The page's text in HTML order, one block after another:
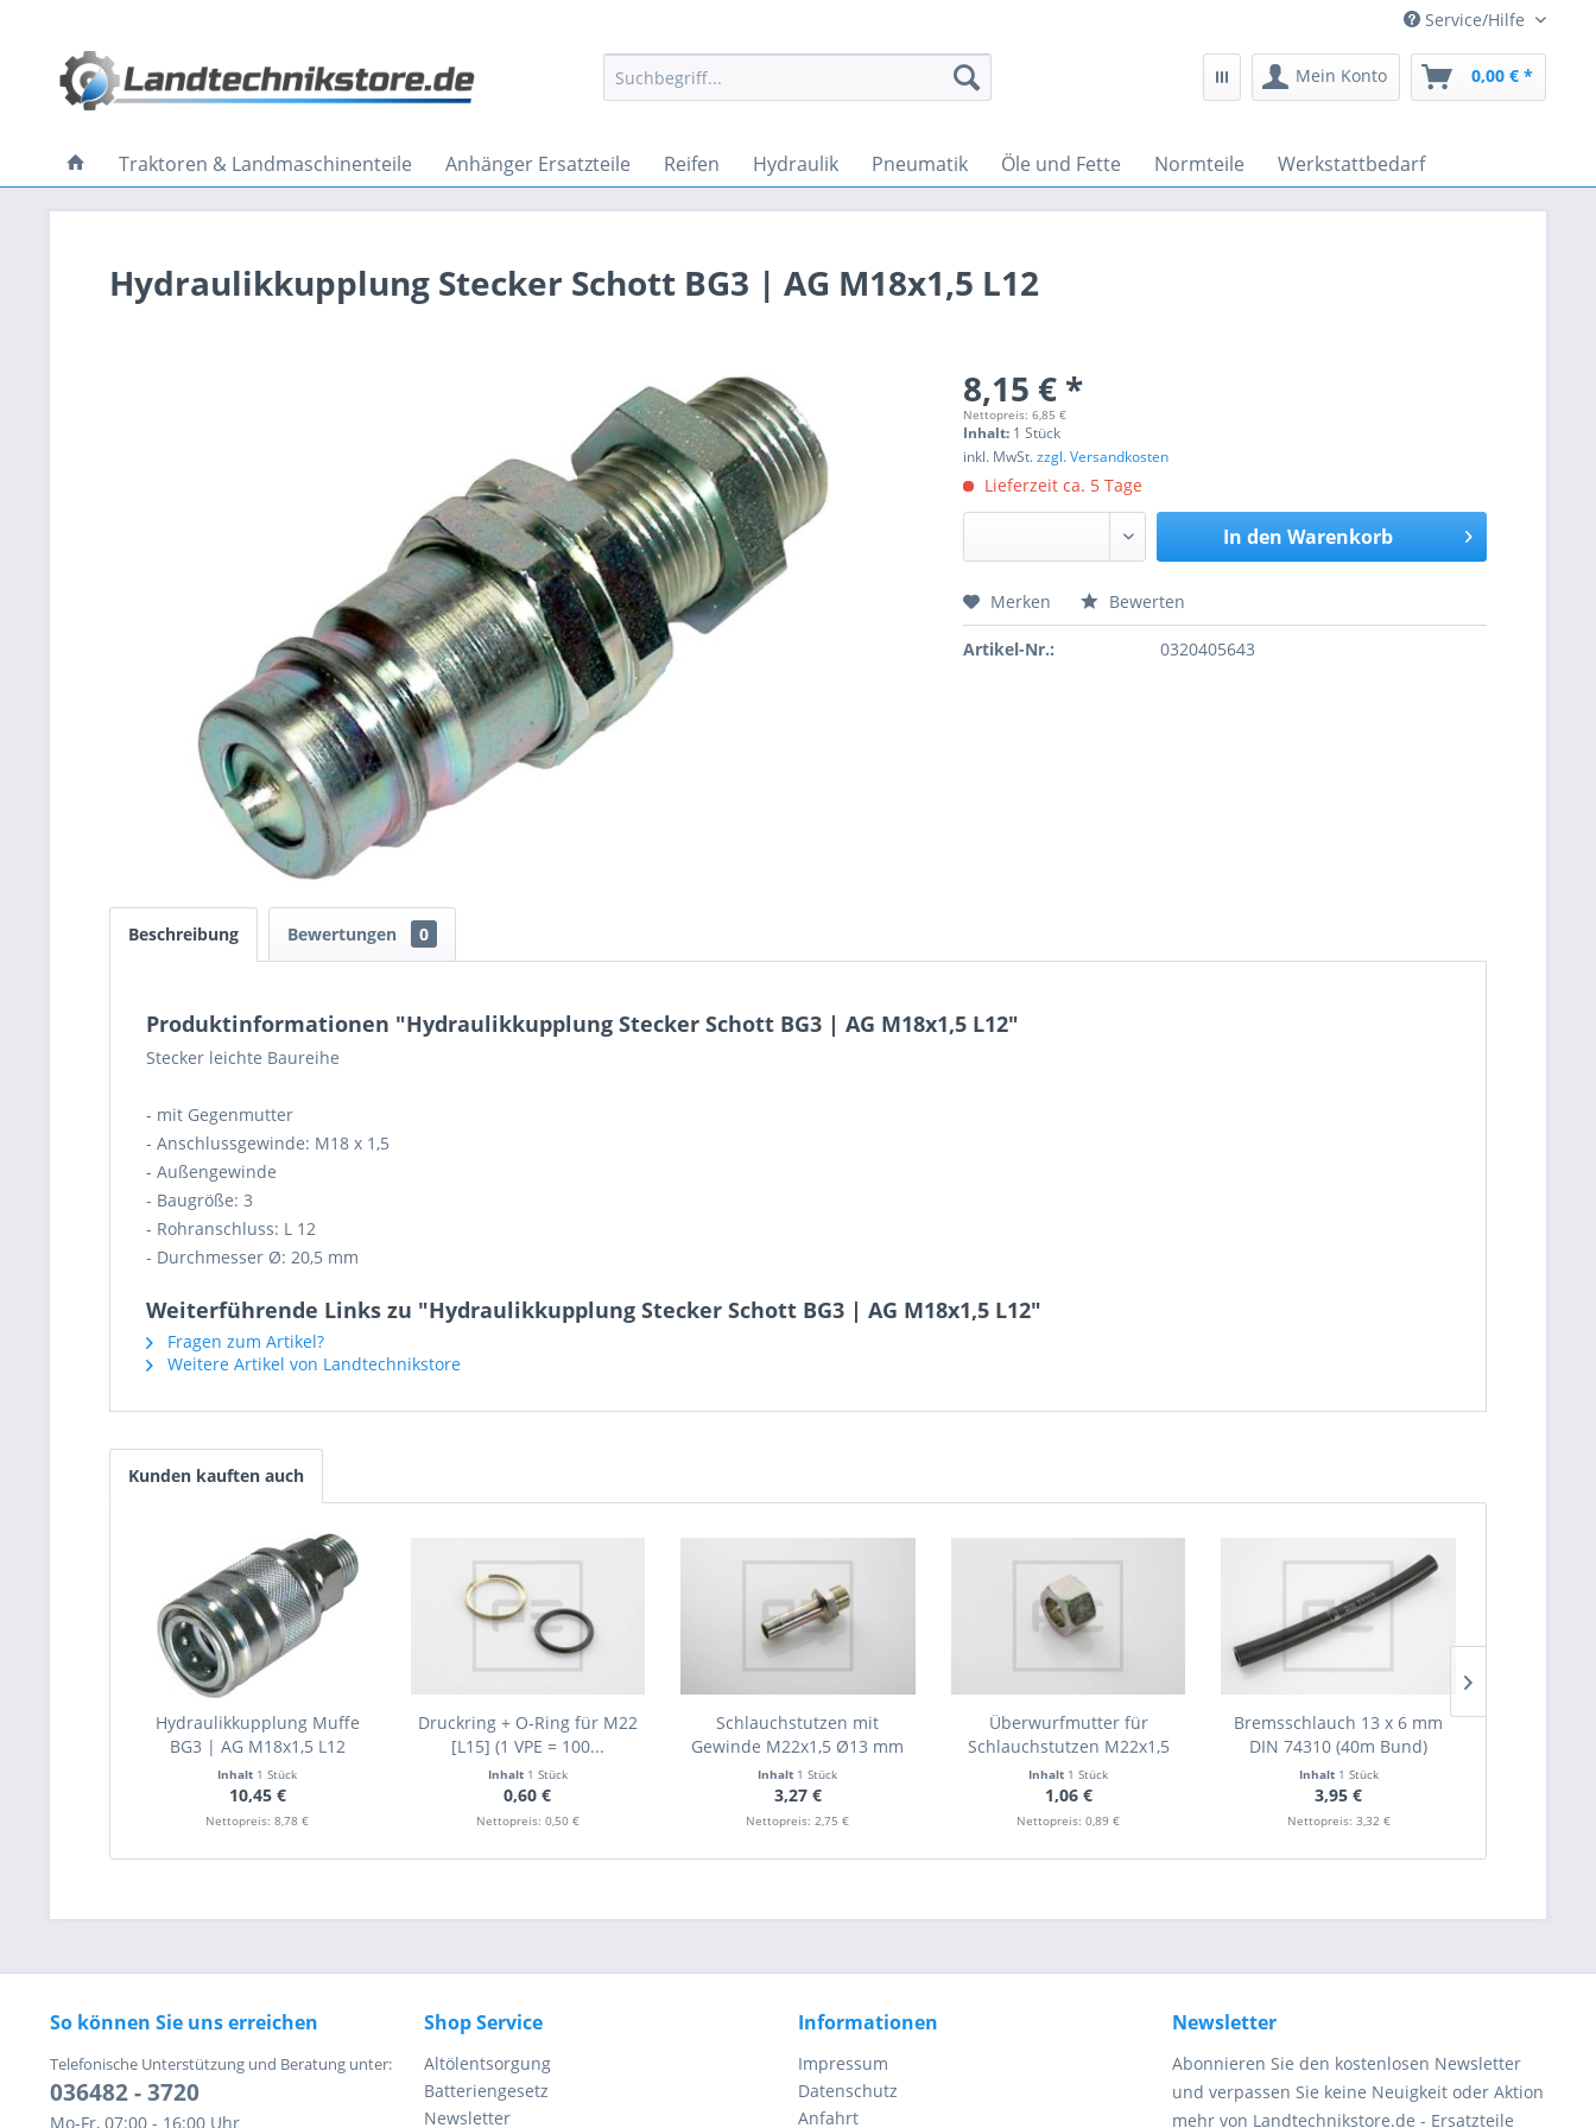
Service/Hilfe
Mein Konto 0,00 € *
Traktoren & Landmaschinenteile Anhänger Ersatzteile Reifen Hydraulik Pneumatik Öle und Fette Normteile Werkstattbedarf
Hydraulikkupplung Stecker Schott BG3 | AG M18x1,5 L12
8,15 € *
Nettopreis: 6,85 €
Inhalt: 1 Stück
inkl. MwSt.zzgl. Versandkosten
Lieferzeit ca. 5 Tage
In den Warenkorb
Preis anfragen
Mit * gekennzeichnete Felder sind Pflichtfelder.
Merken Bewerten
Artikel-Nr.: 0320405643
Beschreibung Bewertungen 0
Produktinformationen "Hydraulikkupplung Stecker Schott BG3 | AG M18x1,5 L12"
Stecker leichte Baureihe
- mit Gegenmutter
- Anschlussgewinde: M18 x 1,5
- Außengewinde
- Baugröße: 3
- Rohranschluss: L 12
- Durchmesser Ø: 20,5 mm
Weiterführende Links zu "Hydraulikkupplung Stecker Schott BG3 | AG M18x1,5 L12"
Fragen zum Artikel?
Weitere Artikel von Landtechnikstore
Kunden kauften auch
Hydraulikkupplung Muffe
BG3 | AG M18x1,5 L12
Inhalt 1 Stück
10,45 €
Nettopreis: 8,78 €
Druckring + O-Ring für M22
[L15] (1 VPE = 100...
Inhalt 1 Stück
0,60 €
Nettopreis: 0,50 €
Schlauchstutzen mit
Gewinde M22x1,5 Ø13 mm
Inhalt 1 Stück
3,27 €
Nettopreis: 2,75 €
Überwurfmutter für
Schlauchstutzen M22x1,5
Inhalt 1 Stück
1,06 €
Nettopreis: 0,89 €
Bremsschlauch 13 x 6 mm
DIN 74310 (40m Bund)
Inhalt 1 Stück
3,95 €
Nettopreis: 3,32 €
So können Sie uns erreichen
Telefonische Unterstützung und Beratung unter:
036482 - 3720
Mo-Fr, 07:00 - 16:00 Uhr
Shop Service
Altölentsorgung
Batteriengesetz
Newsletter
Informationen
Impressum
Datenschutz
Anfahrt
Newsletter
Abonnieren Sie den kostenlosen Newsletter
und verpassen Sie keine Neuigkeit oder Aktion
mehr von Landtechnikstore.de - Ersatzteile